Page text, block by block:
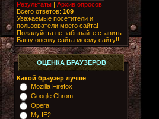
Результаты
Архив опросов
Всего ответов: 109
Уважаемые посетители и
пользователи моего сайта!
Пожалуйста не забывайте ставить
Вашу оценку сайта моему сайту!!!
ОЦЕНКА БРАУЗЕРОВ
Какой браузер лучше
Mozilla Firefox
Google Chrom
Opera
My IE2